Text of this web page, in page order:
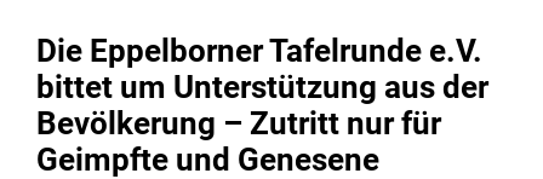
Die Eppelborner Tafelrunde e.V.
bittet um Unterstützung aus der
Bevölkerung – Zutritt nur für
Geimpfte und Genesene